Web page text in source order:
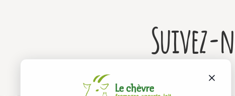
La fabrication en 5 étapes
Les régions de production
Suivez-